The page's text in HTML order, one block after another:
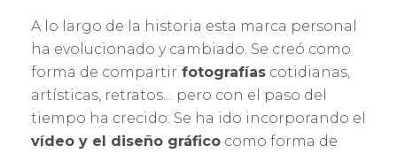
A lo largo de la historia esta marca personal
ha evolucionado y cambiado. Se creó como
forma de compartir fotografías cotidianas,
artísticas, retratos… pero con el paso del
tiempo ha crecido. Se ha ido incorporando el
vídeo y el diseño gráfico como forma de